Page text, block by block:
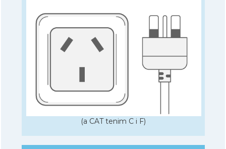
(a CAT tenim C i F)